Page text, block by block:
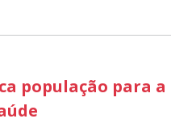
população para a